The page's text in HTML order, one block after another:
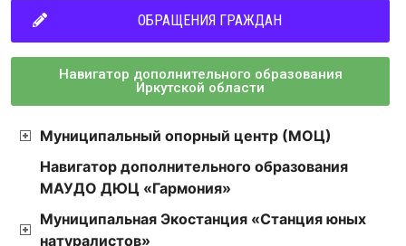
ОБРАЩЕНИЯ ГРАЖДАН
Навигатор дополнительного образования
Иркутской области
Муниципальный опорный центр (МОЦ)
Навигатор дополнительного образования
МАУДО ДЮЦ «Гармония»
Муниципальная Экостанция «Станция юных
натуралистов»